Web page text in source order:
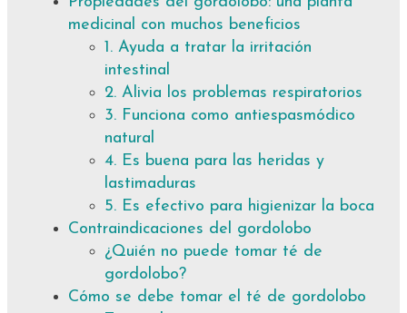
medicinal con muchos beneficios
1. Ayuda a tratar la irritación
intestinal
2. Alivia los problemas respiratorios
3. Funciona como antiespasmódico
natural
4. Es buena para las heridas y
lastimaduras
5. Es efectivo para higienizar la boca
Contraindicaciones del gordolobo
¿Quién no puede tomar té de
gordolobo?
Cómo se debe tomar el té de gordolobo